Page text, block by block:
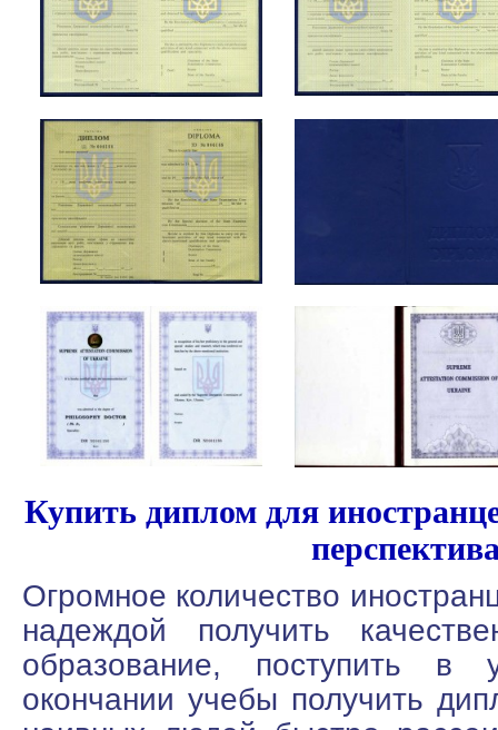
Купить диплом для
Огромное количество
надеждой получить
образование, поступить в
окончании учебы получить